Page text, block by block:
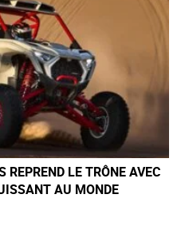
REPREND LE TRÔNE AVEC
AU MONDE